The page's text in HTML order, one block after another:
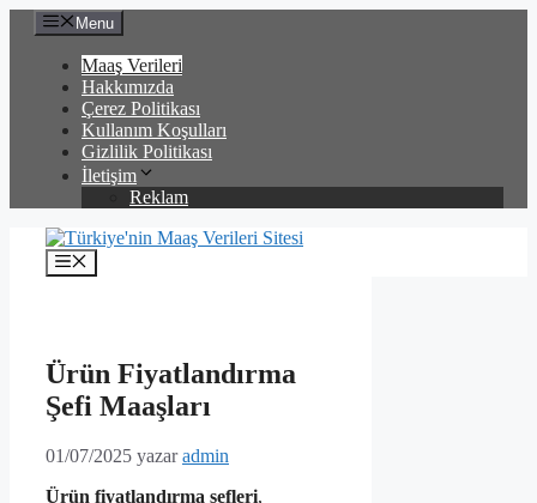
İçeriğe
atla
Menu
Maaş Verileri
Hakkımızda
Çerez Politikası
Kullanım Koşulları
Gizlilik Politikası
İletişim
Reklam
Menü
Ürün Fiyatlandırma
Şefi Maaşları
01/07/2025 yazaradmin
Ürün fiyatlandırma şefleri,